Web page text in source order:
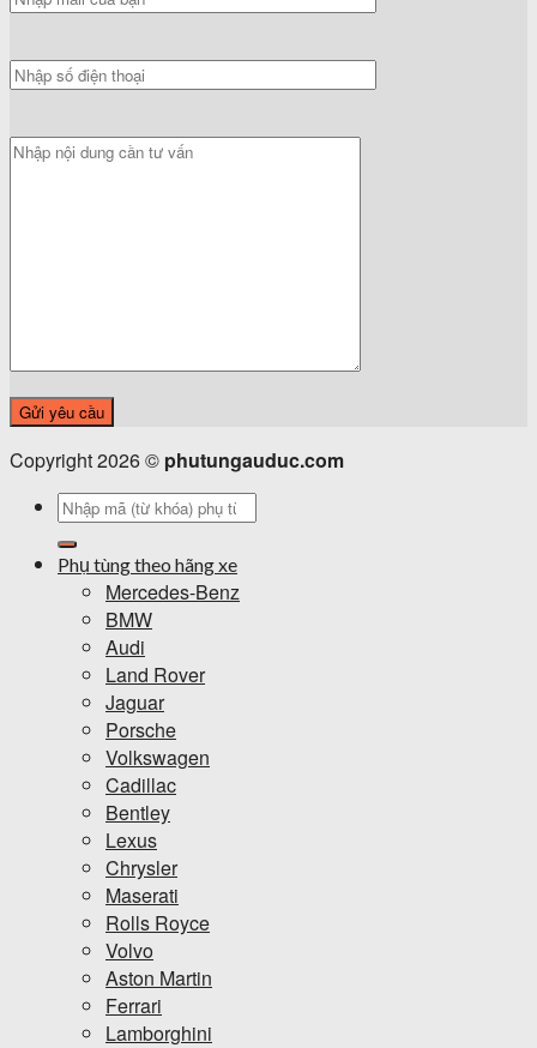
Copyright 2026 © phutungauduc.com
Tìm
Phụ tùng theo hãng xe
Mercedes-Benz
BMW
Audi
Land Rover
Jaguar
Porsche
Volkswagen
Cadillac
Bentley
Lexus
Chrysler
Maserati
Rolls Royce
Volvo
Aston Martin
Ferrari
Lamborghini